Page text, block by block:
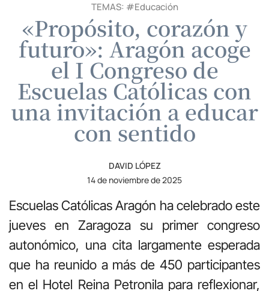
TEMAS: #Educación
«Propósito, corazón y
futuro»: Aragón acoge
el I Congreso de
Escuelas Católicas con
una invitación a educar
con sentido
DAVID LÓPEZ
14 de noviembre de 2025
Escuelas Católicas Aragón ha celebrado este
jueves en Zaragoza su primer congreso
autonómico, una cita largamente esperada
que ha reunido a más de 450 participantes
en el Hotel Reina Petronila para reflexionar,